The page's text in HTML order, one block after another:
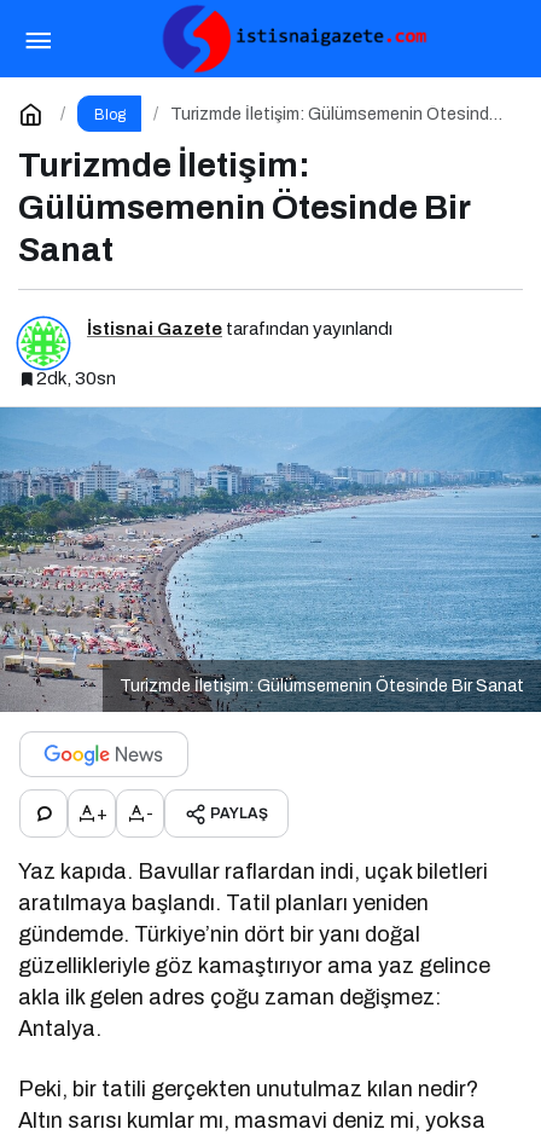
Blog
Turizmde İletişim: Gülümsemenin Ötesinde
Turizmde İletişim:
Gülümsemenin Ötesinde Bir
Sanat
İstisnai Gazete tarafından yayınlandı
2dk, 30sn
Turizmde İletişim: Gülümsemenin Ötesinde Bir Sanat
+ - PAYLAŞ
Yaz kapıda. Bavullar raflardan indi, uçak biletleri
aratılmaya başlandı. Tatil planları yeniden
gündemde. Türkiye’nin dört bir yanı doğal
güzellikleriyle göz kamaştırıyor ama yaz gelince
akla ilk gelen adres çoğu zaman değişmez:
Antalya.
Peki, bir tatili gerçekten unutulmaz kılan nedir?
Altın sarısı kumlar mı, masmavi deniz mi, yoksa
Güzel Antalya Yenilenen Arayüzü ve Formatıyla
Yayında
Yorum Yap